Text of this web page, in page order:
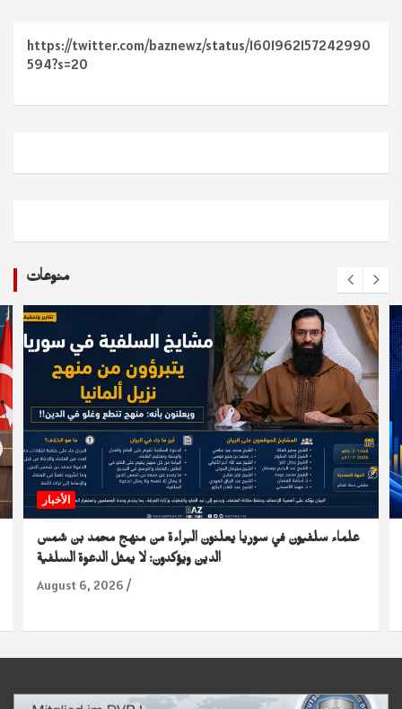
https://twitter.com/baznewz/status/1601962157242990
594?s=20
منوعات
الأخبار
علماء سلفيون في سوريا يعلنون البراءة من منهج محمد بن شمس
الدين ويؤكدون: لا يمثل الدعوة السلفية
August 6, 2026